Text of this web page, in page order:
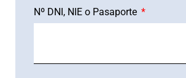
Nº DNI, NIE o Pasaporte